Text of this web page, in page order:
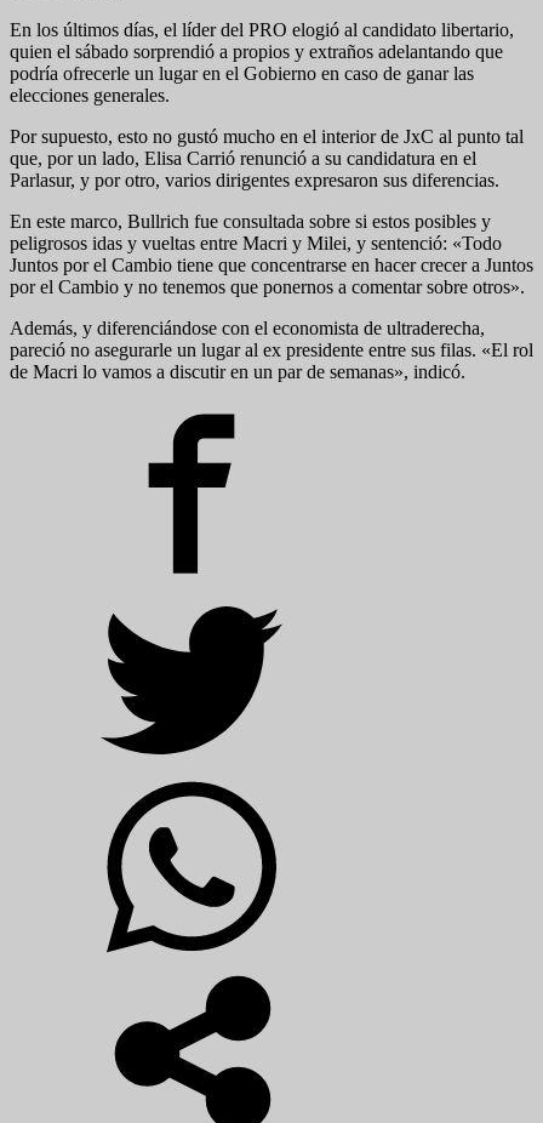
En los últimos días, el líder del PRO elogió al candidato libertario,
quien el sábado sorprendió a propios y extraños adelantando que
podría ofrecerle un lugar en el Gobierno en caso de ganar las
elecciones generales.
Por supuesto, esto no gustó mucho en el interior de JxC al punto tal
que, por un lado, Elisa Carrió renunció a su candidatura en el
Parlasur, y por otro, varios dirigentes expresaron sus diferencias.
En este marco, Bullrich fue consultada sobre si estos posibles y
peligrosos idas y vueltas entre Macri y Milei, y sentenció: «Todo
Juntos por el Cambio tiene que concentrarse en hacer crecer a Juntos
por el Cambio y no tenemos que ponernos a comentar sobre otros».
Además, y diferenciándose con el economista de ultraderecha,
pareció no asegurarle un lugar al ex presidente entre sus filas. «El rol
de Macri lo vamos a discutir en un par de semanas», indicó.